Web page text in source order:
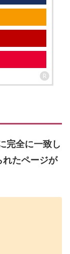
完全に一致し
れたページが